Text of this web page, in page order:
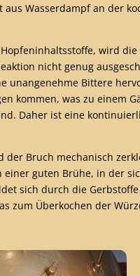
Wasserdampf an der
wird
nicht genug
unangenehme Bittere
kommen, was zu einem
Daher ist eine
der Bruch mechanisch
einer guten Brühe, in der
sich durch die
zum Überkochen der